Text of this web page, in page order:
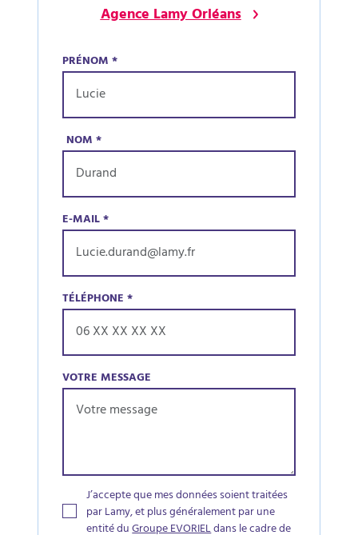
Agence Lamy Orléans
PRÉNOM*
NOM*
E-MAIL*
TÉLÉPHONE*
VOTRE MESSAGE
J’accepte que mes données soient traitées
par Lamy, et plus généralement par une
entité duGroupe EVORIELdans le cadre de